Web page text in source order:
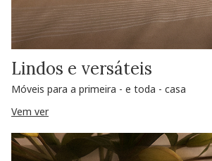
Lindos e versáteis
Móveis para a primeira - e toda - casa
Vem ver